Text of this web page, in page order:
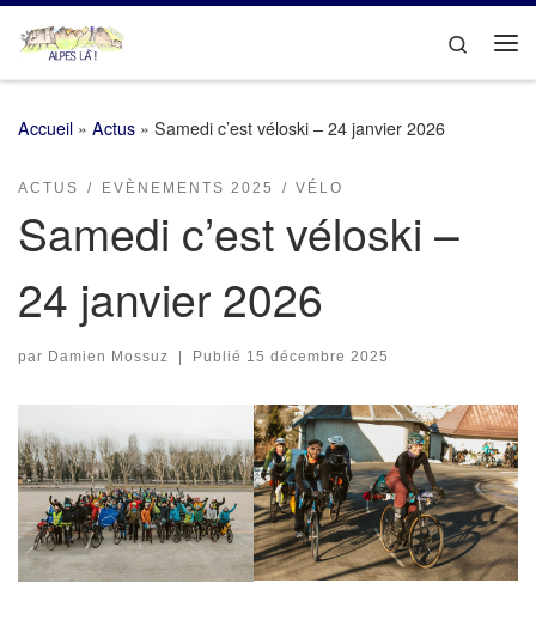
Passer au contenu
Search
Accueil » Actus » Samedi c’est véloski – 24 janvier 2026
ACTUS EVÈNEMENTS 2025 VÉLO
Samedi c’est véloski –
24 janvier 2026
par Damien Mossuz | Publié 15 décembre 2025